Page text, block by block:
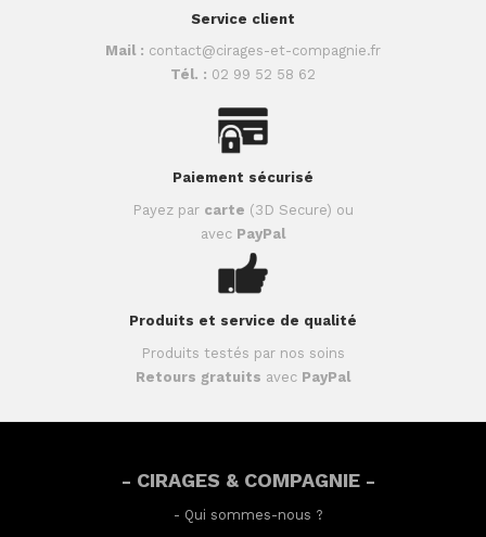
Service client
Mail : contact@cirages-et-compagnie.fr
Tél. : 02 99 52 58 62
Paiement sécurisé
Payez par carte (3D Secure) ou
avec PayPal
Produits et service de qualité
Produits testés par nos soins
Retours gratuits avec PayPal
- CIRAGES & COMPAGNIE -
- Qui sommes-nous ?